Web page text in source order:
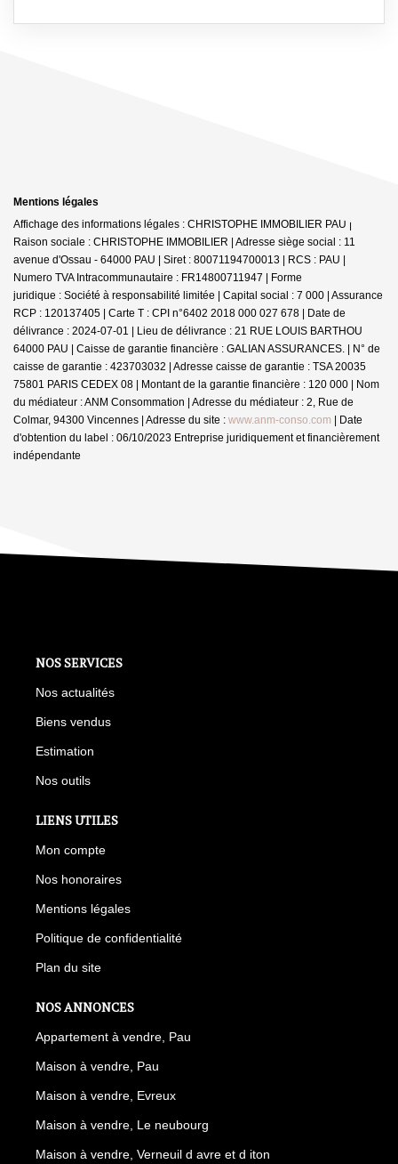
Mentions légales
Affichage des informations légales : CHRISTOPHE IMMOBILIER PAU |
Raison sociale : CHRISTOPHE IMMOBILIER | Adresse siège social : 11
avenue d'Ossau - 64000 PAU | Siret : 80071194700013 | RCS : PAU |
Numero TVA Intracommunautaire : FR14800711947 | Forme
juridique : Société à responsabilité limitée | Capital social : 7 000 | Assurance
RCP : 120137405 | Carte T : CPI n°6402 2018 000 027 678 | Date de
délivrance : 2024-07-01 | Lieu de délivrance : 21 RUE LOUIS BARTHOU
64000 PAU | Caisse de garantie financière : GALIAN ASSURANCES. | N° de
caisse de garantie : 423703032 | Adresse caisse de garantie : TSA 20035
75801 PARIS CEDEX 08 | Montant de la garantie financière : 120 000 | Nom
du médiateur : ANM Consommation | Adresse du médiateur : 2, Rue de
Colmar, 94300 Vincennes | Adresse du site : www.anm-conso.com | Date
d'obtention du label : 06/10/2023 Entreprise juridiquement et financièrement
indépendante
NOS SERVICES
Nos actualités
Biens vendus
Estimation
Nos outils
LIENS UTILES
Mon compte
Nos honoraires
Mentions légales
Politique de confidentialité
Plan du site
NOS ANNONCES
Appartement à vendre, Pau
Maison à vendre, Pau
Maison à vendre, Evreux
Maison à vendre, Le neubourg
Maison à vendre, Verneuil d avre et d iton